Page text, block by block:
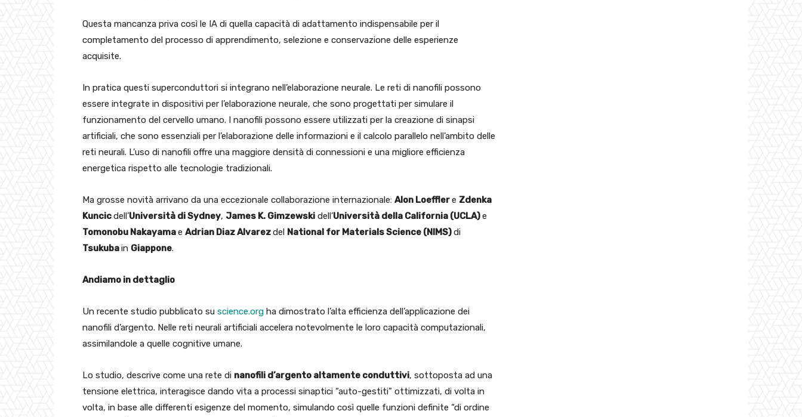
Questa mancanza priva così le IA di quella capacità di adattamento indispensabile per il
completamento del processo di apprendimento, selezione e conservazione delle esperienze
acquisite.
In pratica questi superconduttori si integrano nell’elaborazione neurale. Le reti di nanofili possono
essere integrate in dispositivi per l’elaborazione neurale, che sono progettati per simulare il
funzionamento del cervello umano. I nanofili possono essere utilizzati per la creazione di sinapsi
artificiali, che sono essenziali per l’elaborazione delle informazioni e il calcolo parallelo nell’ambito delle
reti neurali. L’uso di nanofili offre una maggiore densità di connessioni e una migliore efficienza
energetica rispetto alle tecnologie tradizionali.
Ma grosse novità arrivano da una eccezionale collaborazione internazionale: Alon Loefflere Zdenka
Kuncicdell’Università di Sydney, James K. Gimzewski dell’Università della California (UCLA)e
Tomonobu Nakayamae Adrian Diaz Alvarezdel National for Materials Science (NIMS)di
Tsukubain Giappone.
Andiamo in dettaglio
Un recente studio pubblicato su science.org ha dimostrato l’alta efficienza dell’applicazione dei
nanofili d’argento. Nelle reti neurali artificiali accelera notevolmente le loro capacità computazionali,
assimilandole a quelle cognitive umane.
Lo studio, descrive come una rete di nanofili d’argento altamente conduttivi, sottoposta ad una
tensione elettrica, interagisce dando vita a processi sinaptici “auto-gestiti” ottimizzati, di volta in
volta, in base alle differenti esigenze del momento, simulando così quelle funzioni definite “di ordine